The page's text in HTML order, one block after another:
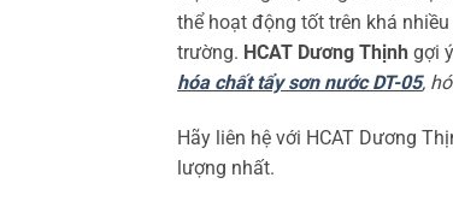
thể hoạt động tốt trên khá
trường. HCAT Dương Thịnh gợi
hóa chất tẩy sơn nước DT-05,
Hãy liên hệ với HCAT Dương
lượng nhất.